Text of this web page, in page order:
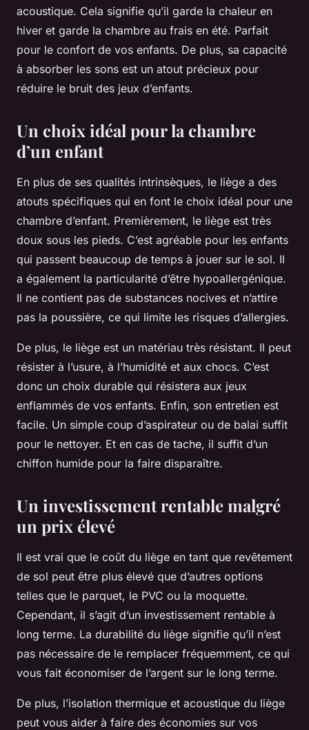
acoustique. Cela signifie qu’il garde la chaleur en
hiver et garde la chambre au frais en été. Parfait
pour le confort de vos enfants. De plus, sa capacité
à absorber les sons est un atout précieux pour
réduire le bruit des jeux d’enfants.
Un choix idéal pour la chambre
d’un enfant
En plus de ses qualités intrinsèques, le liège a des
atouts spécifiques qui en font le choix idéal pour une
chambre d’enfant. Premièrement, le liège est très
doux sous les pieds. C’est agréable pour les enfants
qui passent beaucoup de temps à jouer sur le sol. Il
a également la particularité d’être hypoallergénique.
Il ne contient pas de substances nocives et n’attire
pas la poussière, ce qui limite les risques d’allergies.
De plus, le liège est un matériau très résistant. Il peut
résister à l’usure, à l’humidité et aux chocs. C’est
donc un choix durable qui résistera aux jeux
enflammés de vos enfants. Enfin, son entretien est
facile. Un simple coup d’aspirateur ou de balai suffit
pour le nettoyer. Et en cas de tache, il suffit d’un
chiffon humide pour la faire disparaître.
Un investissement rentable malgré
un prix élevé
Il est vrai que le coût du liège en tant que revêtement
de sol peut être plus élevé que d’autres options
telles que le parquet, le PVC ou la moquette.
Cependant, il s’agit d’un investissement rentable à
long terme. La durabilité du liège signifie qu’il n’est
pas nécessaire de le remplacer fréquemment, ce qui
vous fait économiser de l’argent sur le long terme.
De plus, l’isolation thermique et acoustique du liège
peut vous aider à faire des économies sur vos